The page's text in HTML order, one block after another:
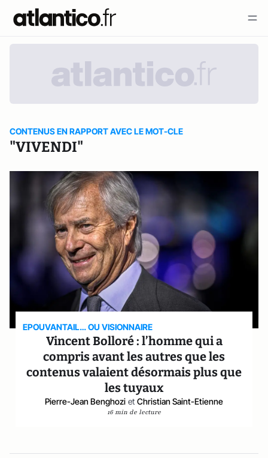
CONTENUS EN RAPPORT AVEC LE MOT-CLE
"VIVENDI"
EPOUVANTAIL… OU VISIONNAIRE
Vincent Bolloré : l’homme qui a
compris avant les autres que les
contenus valaient désormais plus que
les tuyaux
Pierre-Jean Benghozi et Christian Saint-Etienne
16 min de lecture